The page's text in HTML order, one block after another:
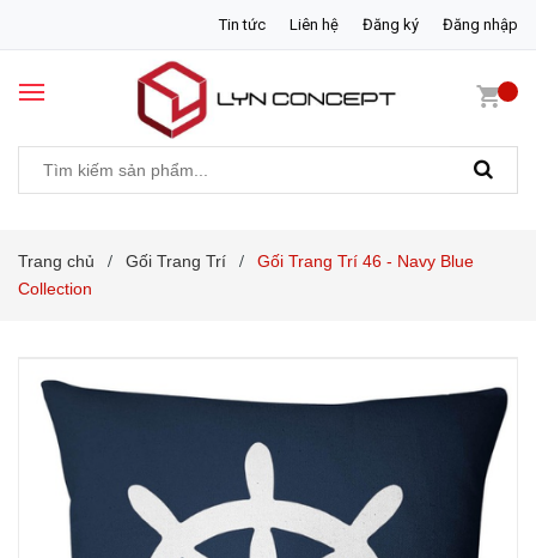
Tin tức Liên hệ Đăng ký Đăng nhập
Trang chủ / Gối Trang Trí /
Gối Trang Trí 46 - Navy Blue
Collection